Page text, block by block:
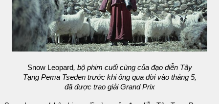
Snow Leopard, bộ phim cuối cùng của đạo diễn Tây
Tạng Pema Tseden trước khi ông qua đời vào tháng 5,
đã được trao giải Grand Prix